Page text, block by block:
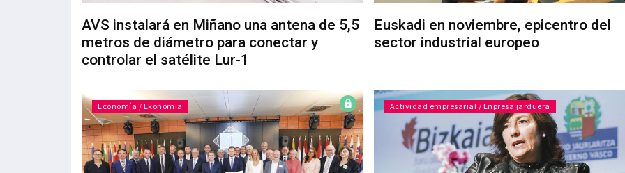
AVS instalará en Miñano una antena de 5,5
metros de diámetro para conectar y
controlar el satélite Lur-1
Euskadi en noviembre, epicentro del
sector industrial europeo
Economía / Ekonomia Actividad empresarial / Enpresa jarduera